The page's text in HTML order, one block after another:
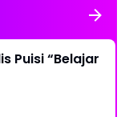
“Belajar